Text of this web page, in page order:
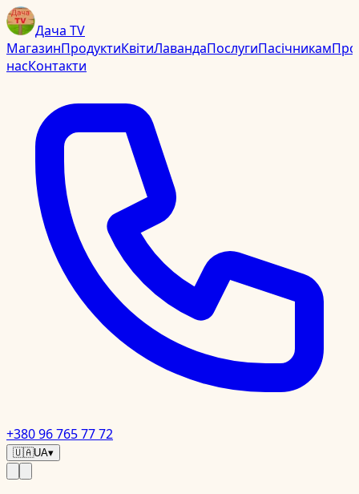
Дача TV
МагазинПродуктиКвітиЛавандаПослугиПасічникамПро
насКонтакти
+380 96 765 77 72
🇺🇦UA▾